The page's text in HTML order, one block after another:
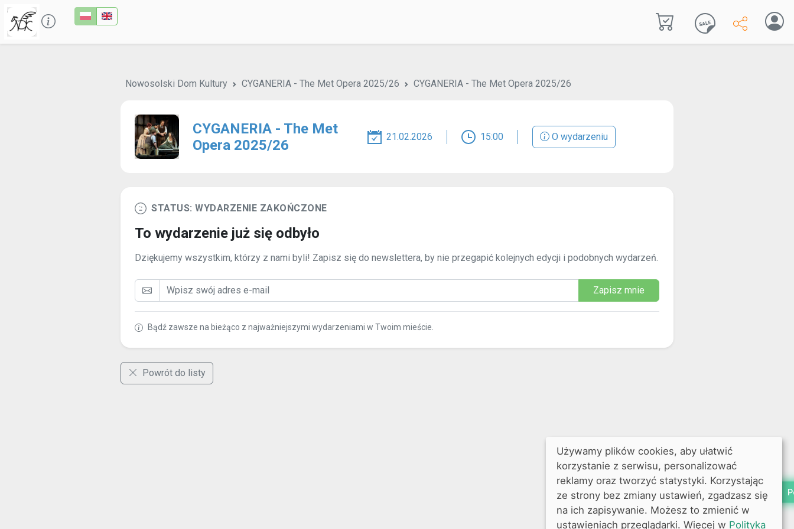
Nowosolski Dom Kultury CYGANERIA - The Met Opera 2025/26 CYGANERIA - The Met Opera 2025/26
CYGANERIA - The Met
Opera 2025/26
21.02.2026 15:00 O wydarzeniu
STATUS: WYDARZENIE ZAKOŃCZONE
To wydarzenie już się odbyło
Dziękujemy wszystkim, którzy z nami byli! Zapisz się do newslettera, by nie przegapić kolejnych edycji i podobnych wydarzeń.
Zapisz mnie
Bądź zawsze na bieżąco z najważniejszymi wydarzeniami w Twoim mieście.
Powrót do listy
Używamy plików cookies, aby ułatwić
korzystanie z serwisu, personalizować
reklamy oraz tworzyć statystyki. Korzystając
ze strony bez zmiany ustawień, zgadzasz się
na ich zapisywanie. Możesz to zmienić w
ustawieniach przeglądarki. Więcej w Polityka